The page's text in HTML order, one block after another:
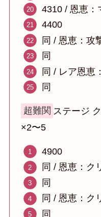
4310 / 恩恵
4400
同 / 恩恵：攻
同
同 / レア恩恵
同
超難関 ステージ
×2〜5
4900
同 / 恩恵：ク
同
同 / 恩恵：ク
同